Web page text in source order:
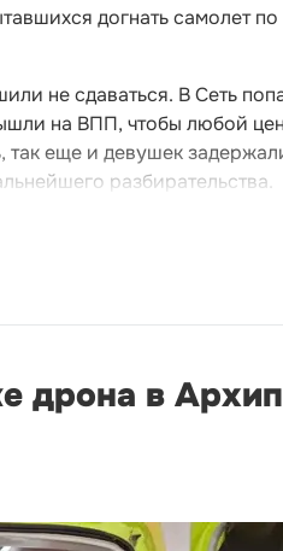
догнать самолет по
не сдаваться. В Сеть
на ВПП, чтобы любой
так еще и девушек
разбирательства.
дрона в